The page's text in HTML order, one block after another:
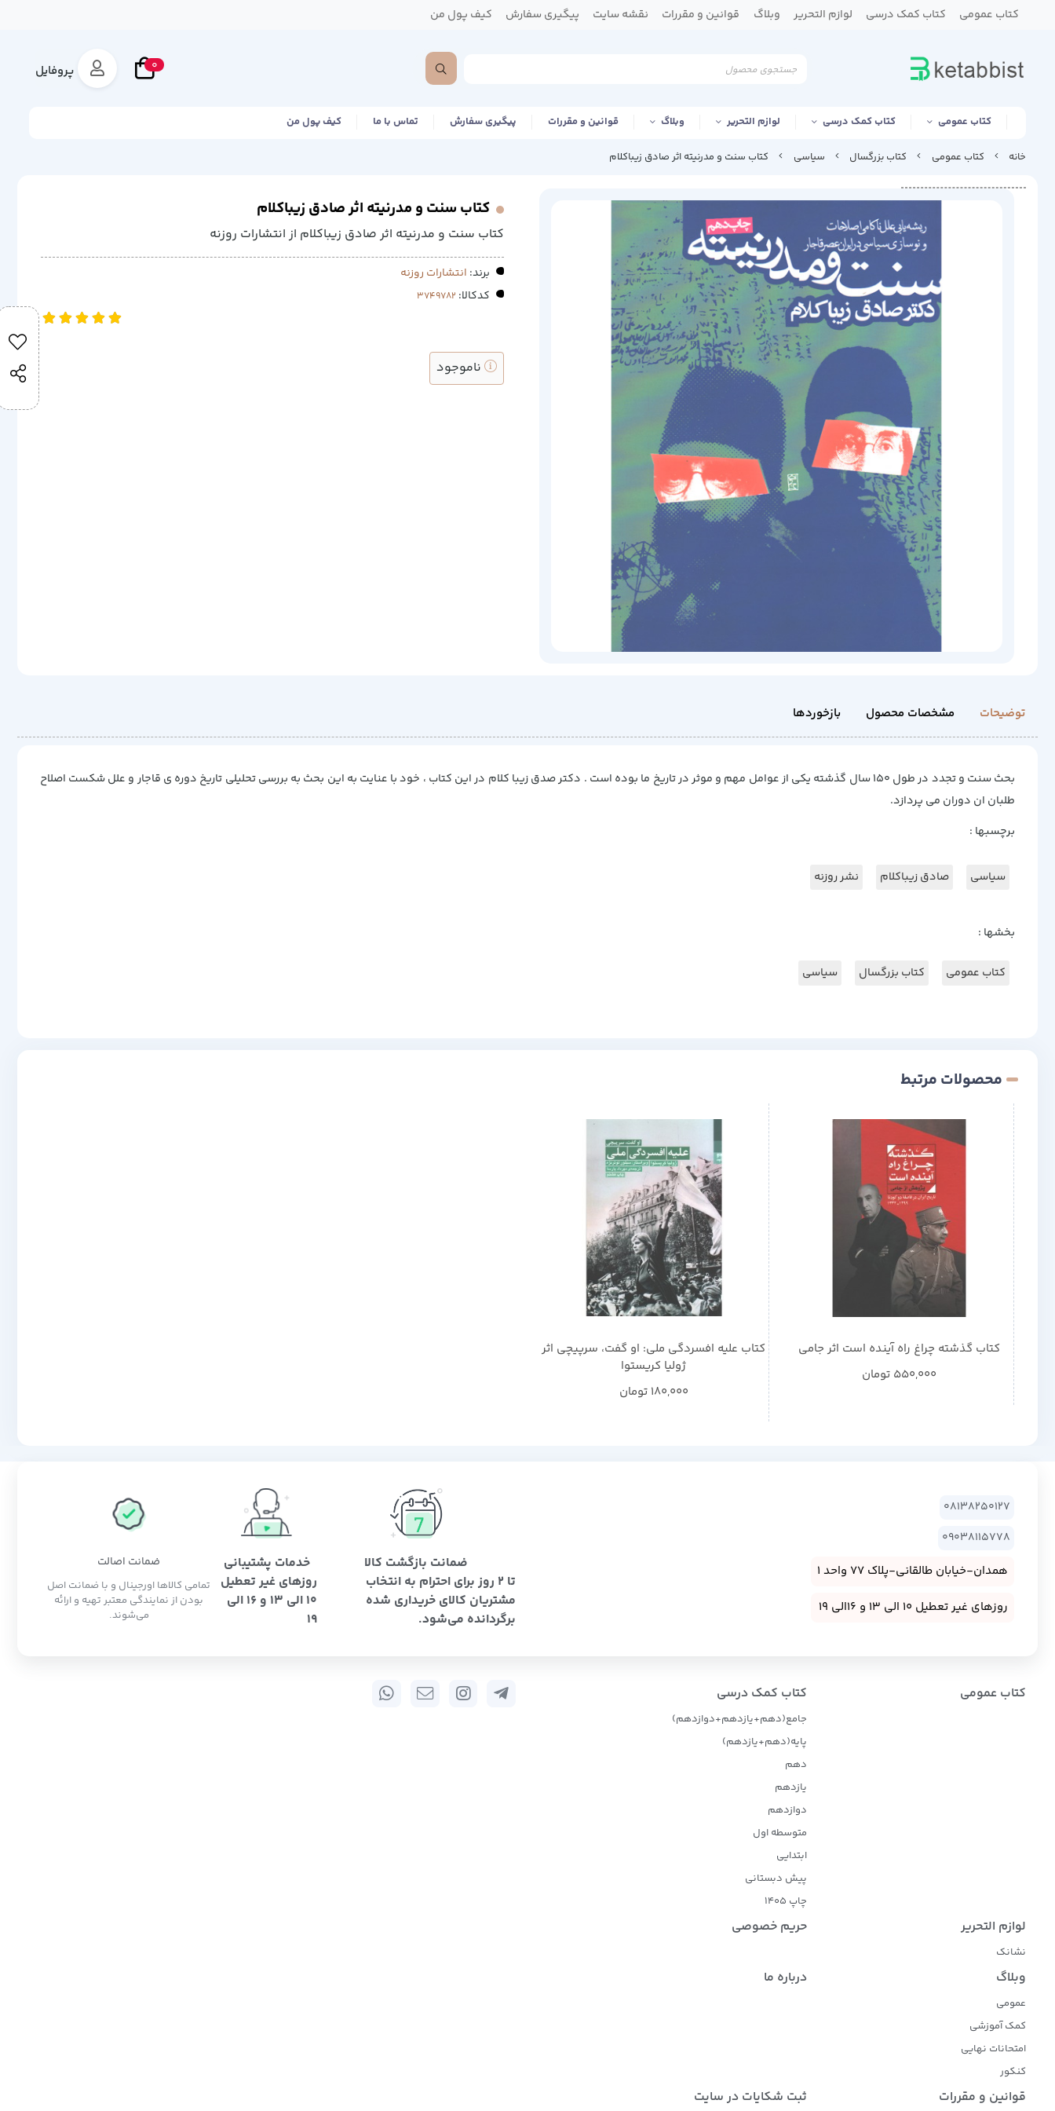
کتاب عمومی کتاب کمک درسی لوازم التحریر وبلاگ قوانین و مقررات نقشه سایت پیگیری سفارش کیف پول من
0 پروفایل
کتاب عمومی کتاب کمک درسی لوازم التحریر وبلاگ قوانین و مقررات پیگیری سفارش تماس با ما کیف پول من
خانه کتاب عمومی کتاب بزرگسال سیاسی کتاب سنت و مدرنیته اثر صادق زیباکلام
کتاب سنت و مدرنیته اثر صادق زیباکلام
کتاب سنت و مدرنیته اثر صادق زیباکلام از انتشارات روزنه
برند: انتشارات روزنه
کدکالا:
ناموجود
توضیحات مشخصات محصول بازخوردها
بحث سنت و تجدد در طول 150 سال گذشته یکی از عوامل مهم و موثر در تاریخ ما بوده است . دکتر صدق زیبا کلام در این کتاب ، خود با عنایت به این بحث به بررسی تحلیلی تاریخ دوره ی قاجار و علل شکست اصلاح
طلبان ان دوران می پردازد.
برچسبها :
سیاسی صادق زیباکلام نشر روزنه
بخشها :
کتاب عمومی کتاب بزرگسال سیاسی
محصولات مرتبط
کتاب گذشته چراغ راه آینده است اثر جامی
550,000 تومان
کتاب علیه افسردگی ملی: او گفت، سرپیچی اثر
ژولیا کریستوا
180,000 تومان
08138250127
09038115778
همدان-خیابان طالقانی-پلاک 77 واحد 1
روزهای غیر تعطیل 10 الی 13 و 16الی 19
ضمانت بازگشت کالا
تا 2 روز برای احترام به انتخاب
مشتریان کالای خریداری شده
برگردانده می‌شود.
خدمات پشتیبانی
روزهای غیر تعطیل
10 الی 13 و 16 الی
19
ضمانت اصالت
تمامی کالاها اورجینال و با ضمانت اصل
بودن از نمایندگی معتبر تهیه و ارائه
می‌شوند.
کتاب عمومی کتاب کمک درسی
جامع(دهم+یازدهم+دوازدهم)
پایه(دهم+یازدهم)
دهم
یازدهم
دوازدهم
متوسطه اول
ابتدایی
پیش دبستانی
چاپ 1405
لوازم التحریر
نشانک
حریم خصوصی
وبلاگ
عمومی
کمک آموزشی
امتحانات نهایی
کنکور
درباره ما
قوانین و مقررات ثبت شکایات در سایت